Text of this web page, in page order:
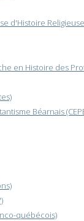
d'Histoire
en Histoire des
Béarnais
québécois)